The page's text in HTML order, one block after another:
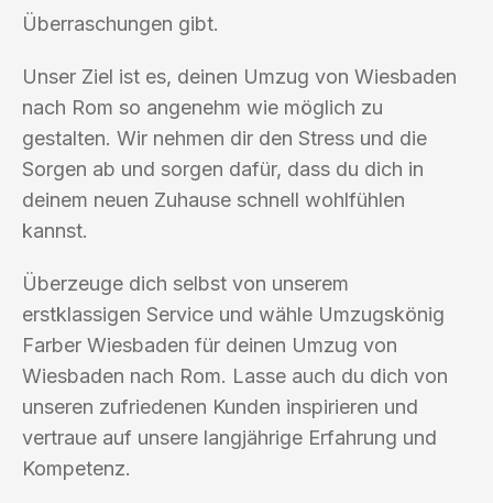
Überraschungen gibt.
Unser Ziel ist es, deinen Umzug von Wiesbaden
nach Rom so angenehm wie möglich zu
gestalten. Wir nehmen dir den Stress und die
Sorgen ab und sorgen dafür, dass du dich in
deinem neuen Zuhause schnell wohlfühlen
kannst.
Überzeuge dich selbst von unserem
erstklassigen Service und wähle Umzugskönig
Farber Wiesbaden für deinen Umzug von
Wiesbaden nach Rom. Lasse auch du dich von
unseren zufriedenen Kunden inspirieren und
vertraue auf unsere langjährige Erfahrung und
Kompetenz.